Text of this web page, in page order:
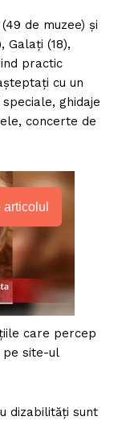
de muzee) și
Galați (18),
practic
cu un
ghidaje
concerte de
care percep
pe site-ul
dizabilități sunt